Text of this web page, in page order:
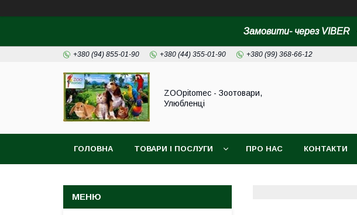
Замовити- через VIBER
+380 (94) 855-01-90 +380 (44) 355-01-90 +380 (99) 368-66-12
ZOOpitomec - Зоотовари,
Улюбленці
ГОЛОВНА ТОВАРИ І ПОСЛУГИ ПРО НАС КОНТАКТИ